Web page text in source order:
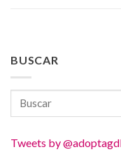
BUSCAR
Tweets by